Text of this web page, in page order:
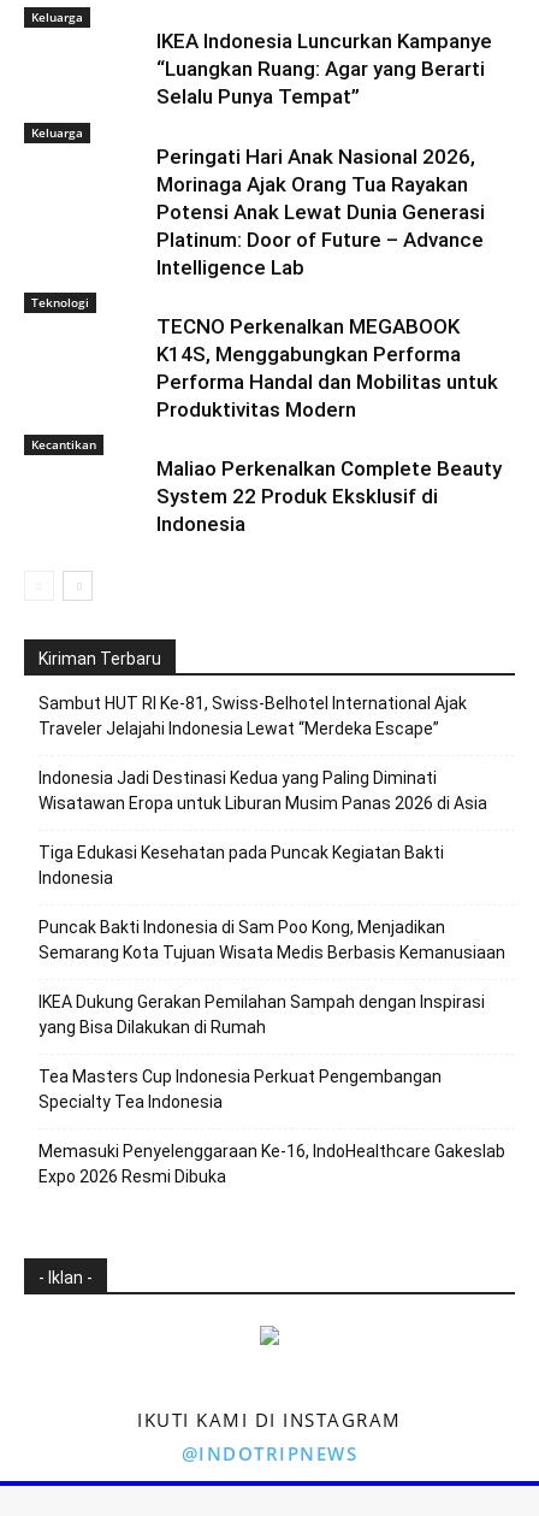
Keluarga
IKEA Indonesia Luncurkan Kampanye
“Luangkan Ruang: Agar yang Berarti
Selalu Punya Tempat”
Keluarga
Peringati Hari Anak Nasional 2026,
Morinaga Ajak Orang Tua Rayakan
Potensi Anak Lewat Dunia Generasi
Platinum: Door of Future – Advance
Intelligence Lab
Teknologi
TECNO Perkenalkan MEGABOOK
K14S, Menggabungkan Performa
Performa Handal dan Mobilitas untuk
Produktivitas Modern
Kecantikan
Maliao Perkenalkan Complete Beauty
System 22 Produk Eksklusif di
Indonesia
Kiriman Terbaru
Sambut HUT RI Ke-81, Swiss-Belhotel International Ajak
Traveler Jelajahi Indonesia Lewat “Merdeka Escape”
Indonesia Jadi Destinasi Kedua yang Paling Diminati
Wisatawan Eropa untuk Liburan Musim Panas 2026 di Asia
Tiga Edukasi Kesehatan pada Puncak Kegiatan Bakti
Indonesia
Puncak Bakti Indonesia di Sam Poo Kong, Menjadikan
Semarang Kota Tujuan Wisata Medis Berbasis Kemanusiaan
IKEA Dukung Gerakan Pemilahan Sampah dengan Inspirasi
yang Bisa Dilakukan di Rumah
Tea Masters Cup Indonesia Perkuat Pengembangan
Specialty Tea Indonesia
Memasuki Penyelenggaraan Ke-16, IndoHealthcare Gakeslab
Expo 2026 Resmi Dibuka
- Iklan -
IKUTI KAMI DI INSTAGRAM
@INDOTRIPNEWS